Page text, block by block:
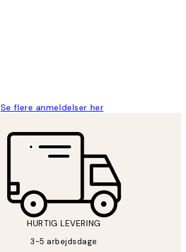
Se flere anmeldelser her
HURTIG LEVERING
3-5 arbejdsdage